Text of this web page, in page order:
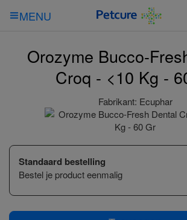
MENU
Orozyme Bucco-
Croq - <10 Kg -
Fabrikant: Ecuphar
Standaard bestelling
Bestel je product eenmalig